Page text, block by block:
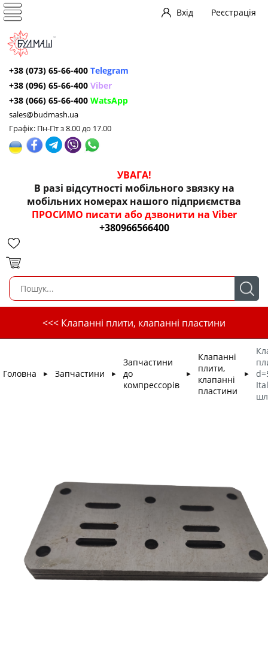
Вхід Реєстрація
+38 (073) 65-66-400 Telegram
+38 (096) 65-66-400 Viber
+38 (066) 65-66-400 WatsApp
sales@budmash.ua
Графік: Пн-Пт з 8.00 до 17.00
УВАГА!
В разі відсутності мобільного звязку на
мобільних номерах нашого підприємства
ПРОСИМО писати або дзвонити на Viber
+380966566400
<<< Клапанні плити, клапанні пластини
Головна ► Запчастини ►
Запчастини
до
компрессорів
►
Клапанні
плити,
клапанні
пластини
►